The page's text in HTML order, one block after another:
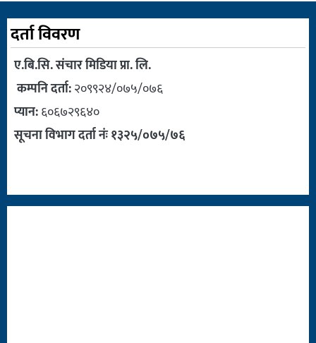
दर्ता विवरण
ए.बि.सि. संचार मिडिया प्रा. लि.
कम्पनि दर्ता:२०९९२४/०७५/०७६
प्यान:६०६७२९६४०
सूचना विभाग दर्ता नंः १३२५/०७५/७६